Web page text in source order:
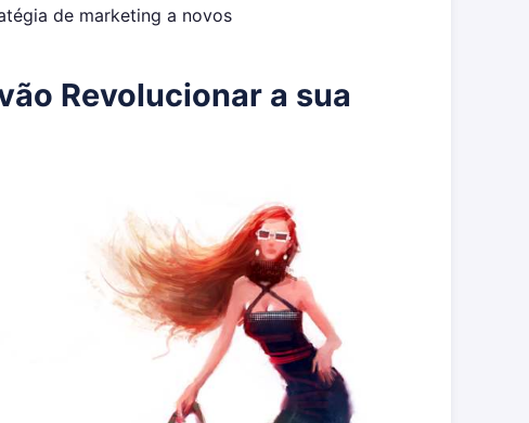
de marketing a novos
Revolucionar a sua